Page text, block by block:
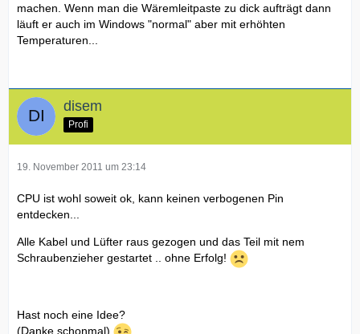
machen. Wenn man die Wäremleitpaste zu dick aufträgt dann
läuft er auch im Windows "normal" aber mit erhöhten
Temperaturen...
disem
Profi
19. November 2011 um 23:14
CPU ist wohl soweit ok, kann keinen verbogenen Pin
entdecken...
Alle Kabel und Lüfter raus gezogen und das Teil mit nem
Schraubenzieher gestartet .. ohne Erfolg!
Hast noch eine Idee?
(Danke schonmal)